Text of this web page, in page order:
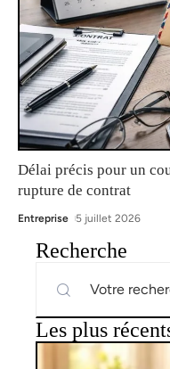
Délai précis pour un
rupture de contrat
Entreprise 5 juillet 2026
Recherche
Les plus